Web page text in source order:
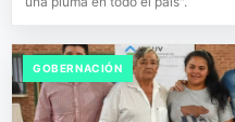
GOBERNACIÓN